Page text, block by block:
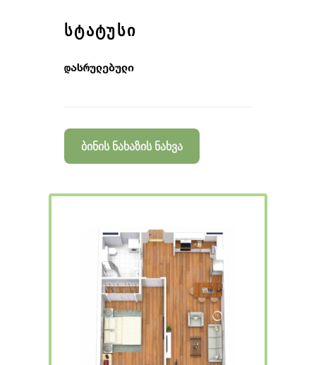
ᲡᲢᲐᲢᲣᲡᲘ
დასრულებული
ბინის ნახაზის ნახვა